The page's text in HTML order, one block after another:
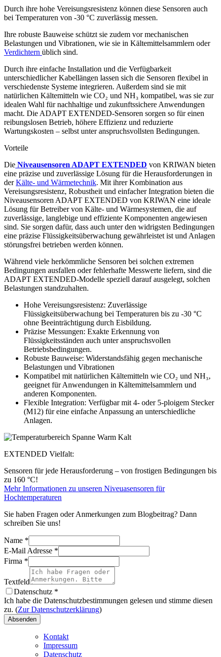
Durch ihre hohe Vereisungsresistenz können diese Sensoren auch
bei Temperaturen von -30 °C zuverlässig messen.
Ihre robuste Bauweise schützt sie zudem vor mechanischen
Belastungen und Vibrationen, wie sie in Kältemittelsammlern oder
Verdichtern üblich sind.
Durch ihre einfache Installation und die Verfügbarkeit
unterschiedlicher Kabellängen lassen sich die Sensoren flexibel in
verschiedenste Systeme integrieren. Außerdem sind sie mit
natürlichen Kältemitteln wie CO₂ und NH₃ kompatibel, was sie zur
idealen Wahl für nachhaltige und zukunftssichere Anwendungen
macht. Die ADAPT EXTENDED-Sensoren sorgen so für einen
reibungslosen Betrieb, höhere Effizienz und reduzierte
Wartungskosten – selbst unter anspruchsvollsten Bedingungen.
Vorteile
Die Niveausensoren ADAPT EXTENDED von KRIWAN bieten
eine präzise und zuverlässige Lösung für die Herausforderungen in
derKälte- und Wärmetechnik. Mit ihrer Kombination aus
Vereisungsresistenz, Robustheit und einfacher Integration bieten die
Niveausensoren ADAPT EXTENDED von KRIWAN eine ideale
Lösung für Betreiber von Kälte- und Wärmesystemen, die auf
zuverlässige, langlebige und effiziente Komponenten angewiesen
sind. Sie sorgen dafür, dass auch unter den widrigsten Bedingungen
eine präzise Flüssigkeitsüberwachung gewährleistet ist und Anlagen
störungsfrei betrieben werden können.
Während viele herkömmliche Sensoren bei solchen extremen
Bedingungen ausfallen oder fehlerhafte Messwerte liefern, sind die
ADAPT EXTENDED-Modelle speziell darauf ausgelegt, solchen
Belastungen standzuhalten.
Hohe Vereisungsresistenz: Zuverlässige
Flüssigkeitsüberwachung bei Temperaturen bis zu -30 °C
ohne Beeinträchtigung durch Eisbildung.
Präzise Messungen: Exakte Erkennung von
Flüssigkeitsständen auch unter anspruchsvollen
Betriebsbedingungen.
Robuste Bauweise: Widerstandsfähig gegen mechanische
Belastungen und Vibrationen
Kompatibel mit natürlichen Kältemitteln wie CO₂ und NH₃,
geeignet für Anwendungen in Kältemittelsammlern und
anderen Komponenten.
Flexible Integration: Verfügbar mit 4- oder 5-ploigem Stecker
(M12) für eine einfache Anpassung an unterschiedliche
Anlagen.
EXTENDED Vielfalt:
Sensoren für jede Herausforderung – von frostigen Bedingungen bis
zu 160 °C!
Mehr Informationen zu unseren Niveuasensoren für
Hochtemperaturen
Sie haben Fragen oder Anmerkungen zum Blogbeitrag? Dann
schreiben Sie uns!
Name *
E-Mail Adresse *
Firma *
Textfeld
Datenschutz *
Ich habe die Datenschutzbestimmungen gelesen und stimme diesen
zu. (Zur Datenschutzerklärung)
Absenden
Kontakt
Impressum
Datenschutz